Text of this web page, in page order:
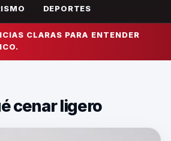
DEPORTES
CLARAS PARA ENTENDER
cenar ligero